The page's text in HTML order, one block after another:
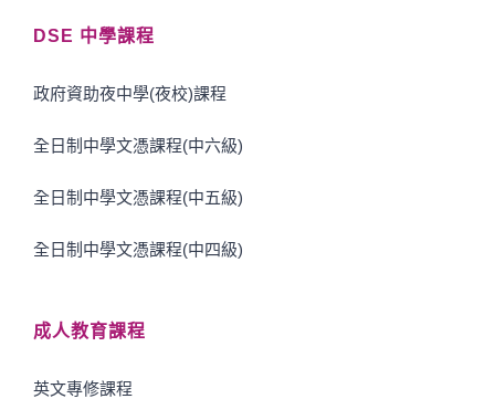
DSE 中學課程
政府資助夜中學(夜校)課程
全日制中學文憑課程(中六級)
全日制中學文憑課程(中五級)
全日制中學文憑課程(中四級)
成人教育課程
英文專修課程